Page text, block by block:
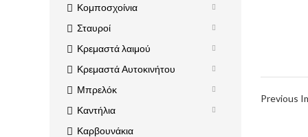
Previous
Κομποσχοίνια
Σταυροί
Κρεμαστά λαιμού
Κρεμαστά Αυτοκινήτου
Μπρελόκ
Καντήλια
Καρβουνάκια